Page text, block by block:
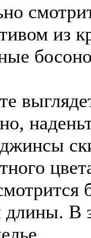
из
длины. В